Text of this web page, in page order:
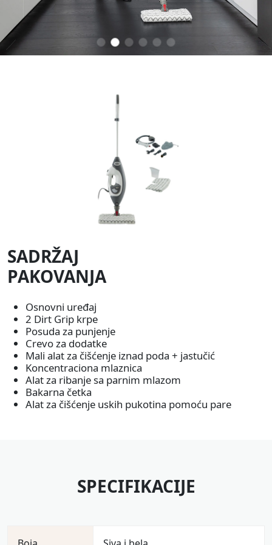
Jednostavno vratite glavu mopa u osnovni
položaj i obrišite pod jednim potezom.
2 automatska režima pare
LOW: za lagano svakodnevno čišćenje
krenite sa čišćenjem za samo 30 sekundi.
Standby režim omogućava kratke pauze bez
*Testovi dezinfekcije sprovedeni su u
kontrolisanim uslovima.
Rezultati u domaćinstvu mogu varirati.
Klik n’ Flip glava mopa koristi se isključivo u HIGH
Ne primenjivati u Steam Blaster režimu.
Pogledajte uputstvo za detalje.
SADRŽAJ
PAKOVANJA
Osnovni uređaj
2 Dirt Grip krpe
Posuda za punjenje
Crevo za dodatke
Mali alat za čišćenje iznad poda + jastučić
Koncentraciona mlaznica
Alat za ribanje sa parnim mlazom
Bakarna četka
Alat za čišćenje uskih pukotina pomoću pare
SPECIFIKACIJE